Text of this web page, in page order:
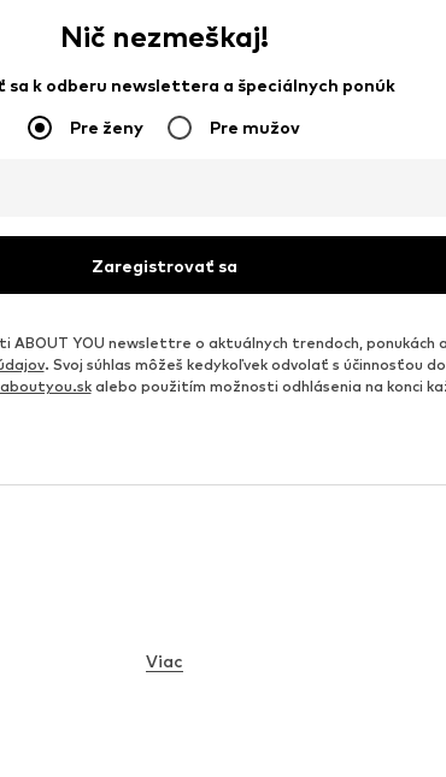
Nič nezmeškaj!
sa k odberu newslettera a špeciálnych ponúk
Pre ženy Pre mužov
Zaregistrovať sa
YOU newslettre o aktuálnych trendoch, ponukách
. Svoj súhlas môžeš kedykoľvek odvolať s účinnosťou
alebo použitím možnosti odhlásenia na konci
Viac